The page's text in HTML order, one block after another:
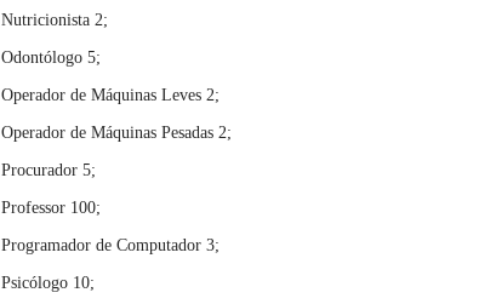
Nutricionista 2;
Odontólogo 5;
Operador de Máquinas Leves 2;
Operador de Máquinas Pesadas 2;
Procurador 5;
Professor 100;
Programador de Computador 3;
Psicólogo 10;